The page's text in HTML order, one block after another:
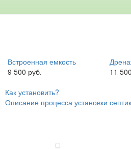
Встроенная емкость
9 500 руб.
11
Как установить?
Описание процесса установки